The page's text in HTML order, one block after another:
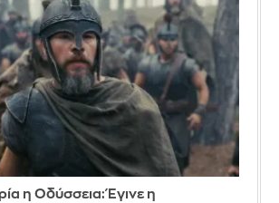
η Οδύσσεια: Έγινε η